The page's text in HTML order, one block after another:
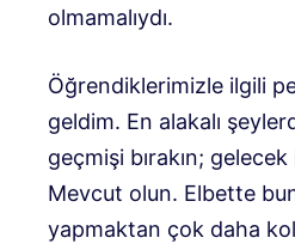
olmamalıydı.
Öğrendiklerimizle ilgili
geldim. En alakalı
geçmişi bırakın;
Mevcut olun. Elbette
yapmaktan çok daha